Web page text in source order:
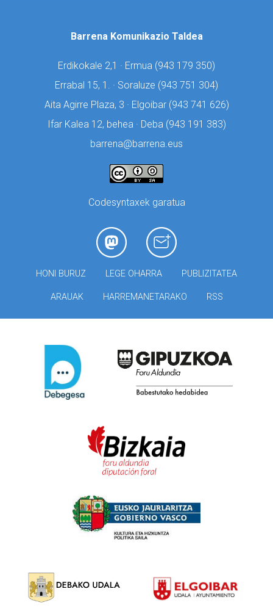
Barrena Komunikazio Taldea
Erdikokale 2,1 · Ermua (943 179 350)
Errabal 15, 1. · Soraluze (943 751 304)
Aita Agirre Plaza, 3 · Elgoibar (943 741 626)
Ifar Kalea 12, behea · Deba (943 191 383)
barrena@barrena.eus
Codesyntaxek garatua
HONI BURUZ LEGE OHARRA PUBLIZITATEA
ARAUAK HARREMANETARAKO RSS